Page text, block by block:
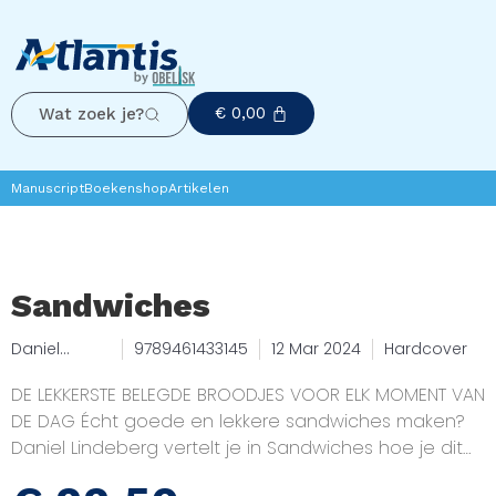
Wat zoek je? € 0,00
ManuscriptBoekenshopArtikelen
Sandwiches
Daniel
9789461433145 12 Mar 2024 Hardcover
DE LEKKERSTE BELEGDE BROODJES VOOR ELK MOMENT VAN
DE DAG Écht goede en lekkere sandwiches maken?
Daniel Lindeberg vertelt je in Sandwiches hoe je dit